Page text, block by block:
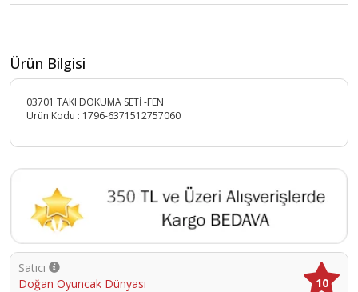
Ürün Bilgisi
03701 TAKI DOKUMA SETİ -FEN
Ürün Kodu : 1796-6371512757060
Satıcı
Doğan Oyuncak Dünyası
10